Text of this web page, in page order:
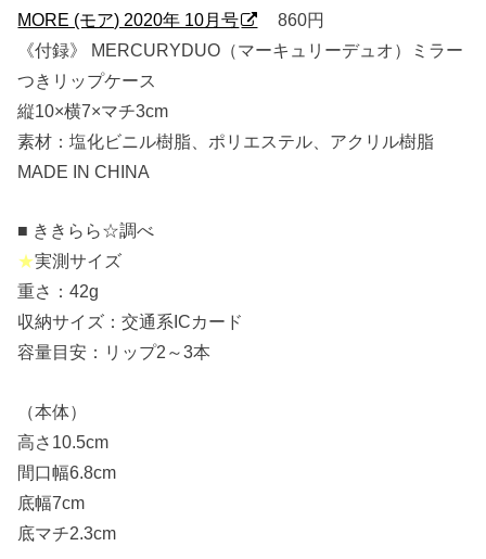
MORE (モア) 2020年 10月号
860円
《付録》 MERCURYDUO（マーキュリーデュオ）ミラー
つきリップケース
縦10×横7×マチ3cm
素材：塩化ビニル樹脂、ポリエステル、アクリル樹脂
MADE IN CHINA
■ ききらら☆調べ
★実測サイズ
重さ：42g
収納サイズ：交通系ICカード
容量目安：リップ2～3本
（本体）
高さ10.5cm
間口幅6.8cm
底幅7cm
底マチ2.3cm